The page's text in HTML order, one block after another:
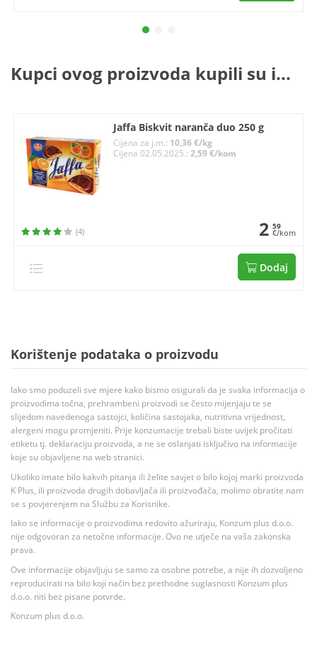
Kupci ovog proizvoda kupili su i...
Jaffa Biskvit naranča duo 250 g
Cijena za j.m.: 10,36 €/kg
Cijena 02.05.2025.:2,59 €/kom
(4) 2 59
€/kom
Dodaj
Korištenje podataka o proizvodu
Iako smo poduzeli sve mjere kako bismo osigurali da je svaka informacija o
proizvodima točna, prehrambeni proizvodi se često mijenjaju te se
slijedom navedenoga sastojci, količina sastojaka, nutritivna vrijednost,
alergeni mogu promjeniti. Prije konzumacije trebali biste uvijek pročitati
etiketu tj. deklaraciju proizvoda, a ne se oslanjati isključivo na informacije
koje su objavljene na web stranici.
Ukoliko imate bilo kakvih pitanja ili želite savjet o bilo kojoj marki proizvoda
K Plus, ili proizvoda drugih dobavljača ili proizvođača, molimo obratite nam
se s povjerenjem na Službu za Korisnike.
Iako se informacije o proizvodima redovito ažuriraju, Konzum plus d.o.o.
nije odgovoran za netočne informacije. Ovo ne utječe na vaša zakonska
prava.
Ove informacije objavljuju se samo za osobne potrebe, a nije ih dozvoljeno
reproducirati na bilo koji način bez prethodne suglasnosti Konzum plus
d.o.o. niti bez pisane potvrde.
Konzum plus d.o.o.